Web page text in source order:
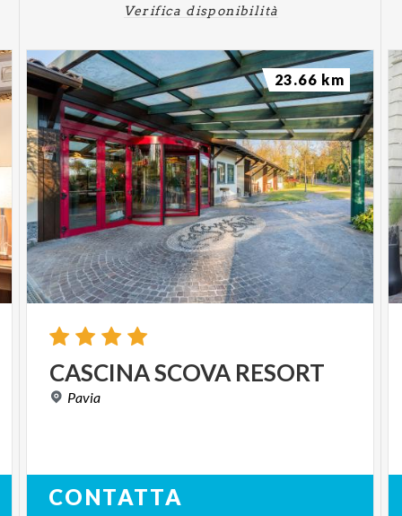
Verifica disponibilità
CASCINASCOVA RESORT
Pavia
CONTATTA
23.66 km